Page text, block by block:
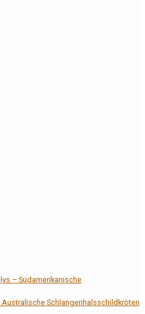
– Südamerikanische
Schlangenhalsschildkröten